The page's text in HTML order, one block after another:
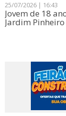
25/07/2026 | 16:43
Jovem de 18
Jardim Pinheiro